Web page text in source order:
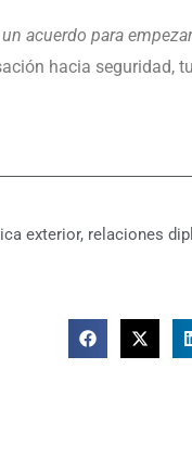
acuerdo para
hacia seguridad,
exterior, relaciones